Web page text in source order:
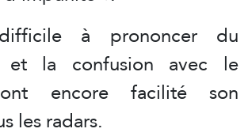
à prononcer du
et la confusion avec le
encore facilité son
les radars.